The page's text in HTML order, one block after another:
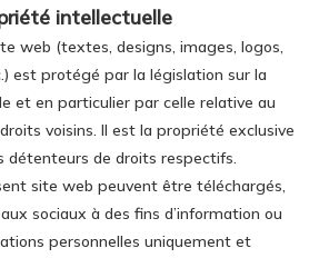
intellectuelle
web (textes, designs, images, logos,
est protégé par la législation sur la
et en particulier par celle relative au
voisins. Il est la propriété exclusive
détenteurs de droits respectifs.
site web peuvent être téléchargés,
sociaux à des fins d’information ou
personnelles uniquement et